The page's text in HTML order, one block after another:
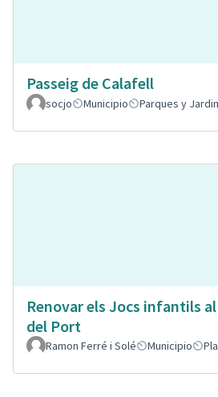
Passeig de Calafell
socjo
Municipio Parques y
Renovar els Jocs infantils
del Port
Ramon Ferré i Solé Municipio